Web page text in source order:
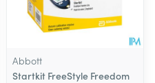
Abbott
Startkit FreeStyle Freedom